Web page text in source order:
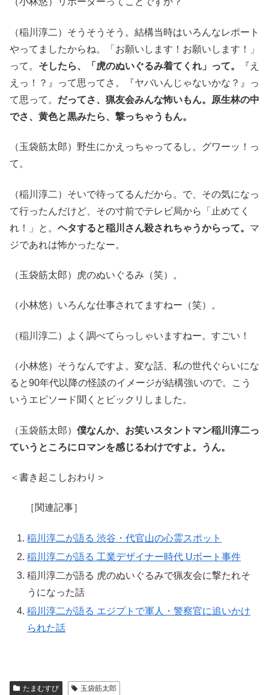
（稲川淳二）そうそうそう。結構当時はいろんなレポート
やってましたからね。「お願いします！お願いします！」
って。 そしたら、「虎のぬいぐるみ着てくれ」って。
『え
えっ！？』って思ってさ。『ヤバいんじゃないかな？』っ
て思って。 だってさ、猟友会みんな怖いもん。原生林の中
でさ、黄色と黒みたら、撃っちゃうもん。
（玉袋筋太郎）野生にかえっちゃってるし。グワーッ！っ
て。
（稲川淳二）そいで待ってるんだから。で、その気になっ
て行ったんだけど、その寸前でテレビ局から「止めてく
れ！」と。 ヘタすると稲川さん殺されちゃうからって。 マ
ジであれは怖かったなー。
（玉袋筋太郎）虎のぬいぐるみ（笑）。
（小林悠）いろんな仕事されてますねー（笑）。
（稲川淳二）よく調べてらっしゃいますねー。すごい！
（小林悠）そうなんですよ。変な話、私の世代ぐらいにな
ると90年代以降の怪談のイメージが結構強いので。こう
いうエピソード聞くとビックリしました。
（玉袋筋太郎） 僕なんか、お笑いスタントマン稲川淳二っ
ていうところにロマンを感じるわけですよ。うん。
＜書き起こしおわり＞
［関連記事］
稲川淳二が語る 渋谷・代官山の心霊スポット
稲川淳二が語る 工業デザイナー時代 Uボート事件
稲川淳二が語る 虎のぬいぐるみで猟友会に撃たれそ
うになった話
稲川淳二が語る エジプトで軍人・警察官に追いかけ
られた話
たまむすび 玉袋筋太郎